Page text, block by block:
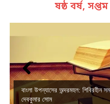
ষষ্ঠ বর্ষ,
বাংলা উপন্যাসের অন্দরমহল: শিবিরহীন
দেবকুমার সোম